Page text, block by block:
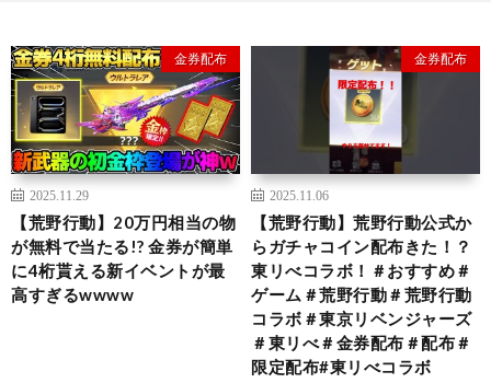
金券配布
2025.11.29
【荒野行動】20万円相当の物
が無料で当たる!? 金券が簡単
に4桁貰える新イベントが最
高すぎるwwww
金券配布
2025.11.06
【荒野行動】荒野行動公式か
らガチャコイン配布きた！？
東リべコラボ！＃おすすめ＃
ゲーム＃荒野行動＃荒野行動
コラボ＃東京リベンジャーズ
＃東リべ＃金券配布＃配布＃
限定配布#東リべコラボ